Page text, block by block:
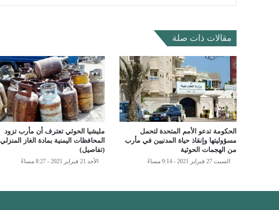
مقالات ذات صلة
الحكومة تدعو الأمم المتحدة لتحمل
مسؤوليتها وإنقاذ حياة المدنيين في مأرب
من الهجمات الحوثية
السبت 27 فبراير 2021 - 9:14 مساءً
مليشيا الحوثي تعترف أن مأرب تزود
المحافظات اليمنية بمادة الغاز المنزلي
(تفاصيل)
الأحد 21 فبراير 2021 - 8:27 مساءً